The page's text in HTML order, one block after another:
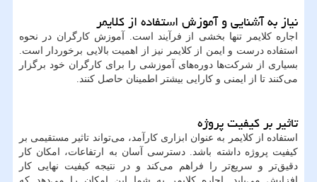
نیاز به آشنایی و آموزش استفاده از کلایمر
اجاره کلایمر تنها بخشی از فرآیند است. آموزش کارگران در نحوه
استفاده درست و ایمن از کلایمر نیز از اهمیت بالایی برخوردار است.
بسیاری از شرکت‌ها دوره‌های آموزشی را برای کارگران خود برگزار
می‌کنند تا از ایمنی و کارایی بیشتر اطمینان حاصل کنند.
تاثیر بر کیفیت پروژه
استفاده از کلایمر به عنوان ابزاری کارآمد، می‌تواند تاثیر مستقیمی بر
کیفیت پروژه داشته باشد. دسترسی آسان به ارتفاعات، امکان کار
دقیق‌تر و سریع‌تر را فراهم می‌کند و در نتیجه کیفیت نهایی کار
افزایش می‌یابد. اجاره کلایمر به شما این امکان را می‌دهد که